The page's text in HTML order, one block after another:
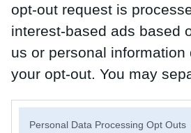
opt-out request is
interest-based ads based
us or personal
your opt-out. You may
Personal Data Processing Opt Outs